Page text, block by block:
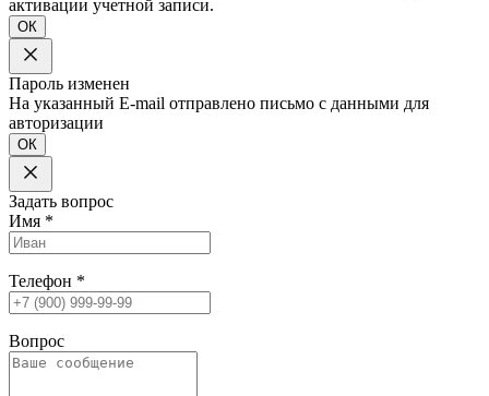
активации учетной записи.
ОК
Пароль изменен
На указанный E-mail отправлено письмо с данными для
авторизации
ОК
Задать вопрос
Имя *
Телефон *
Вопрос